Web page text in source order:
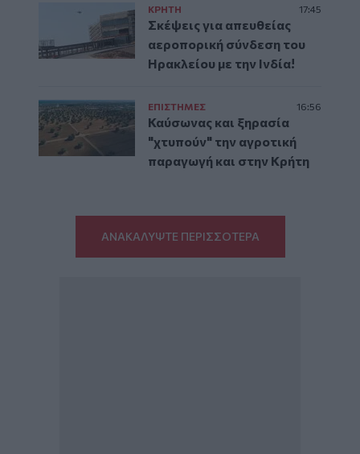
ΚΡΗΤΗ 17:45
Σκέψεις για απευθείας
αεροπορική σύνδεση του
Ηρακλείου με την Ινδία!
ΕΠΙΣΤΗΜΕΣ 16:56
Καύσωνας και ξηρασία
"χτυπούν" την αγροτική
παραγωγή και στην Κρήτη
ΑΝΑΚΑΛΥΨΤΕ ΠΕΡΙΣΣΟΤΕΡΑ